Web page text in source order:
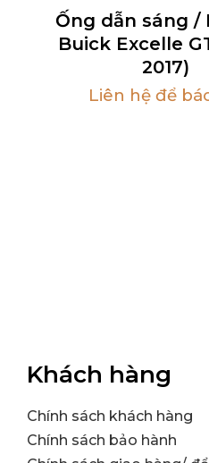
Ống dẫn sáng /
Buick Excelle
2017)
Liên hệ để
Khách hàng
Chính sách khách hàng
Chính sách bảo hành